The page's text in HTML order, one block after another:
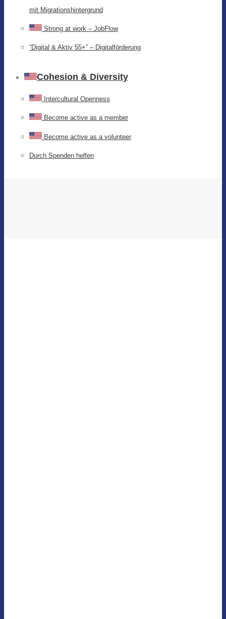
mit Migrationshintergrund
Strong at work – JobFlow
“Digital & Aktiv 55+” – Digitalförderung
Cohesion & Diversity
Intercultural Openness
Become active as a member
Become active as a volunteer
Durch Spenden helfen